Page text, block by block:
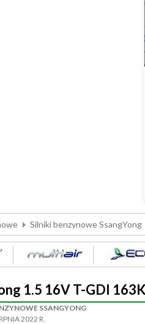
Silniki benzynowe SsangYong
1.5 16V T-GDI
SSANGYONG
2022 R.